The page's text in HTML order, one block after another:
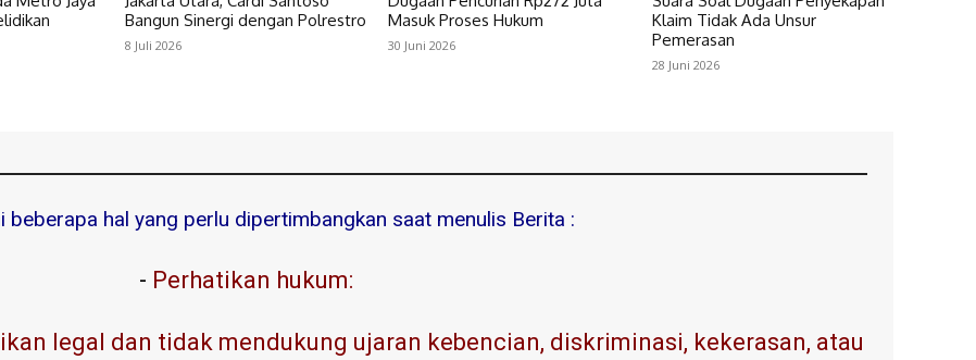
Bangun Sinergi dengan Polrestro
8 Juli 2026
Masuk Proses Hukum
30 Juni 2026
Klaim Tidak Ada Unsur
Pemerasan
28 Juni 2026
beberapa hal yang perlu dipertimbangkan saat menulis Berita :
- Perhatikan hukum:
legal dan tidak mendukung ujaran kebencian, diskriminasi, kekerasan, atau